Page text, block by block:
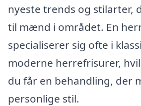
nyeste trends og stilarter,
til mænd i området. En
specialiserer sig ofte i
moderne herrefrisurer,
du får en behandling, der
personlige stil.